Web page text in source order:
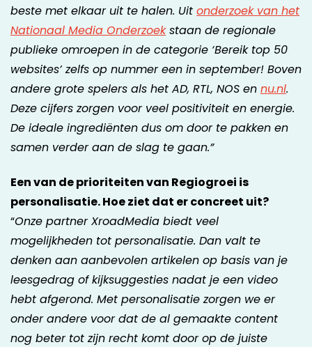
beste met elkaar uit te halen. Uit onderzoek van het
Nationaal Media Onderzoekstaan de regionale
publieke omroepen in de categorie ‘Bereik top 50
websites’ zelfs op nummer een in september! Boven
andere grote spelers als het AD, RTL, NOS en nu.nl.
Deze cijfers zorgen voor veel positiviteit en energie.
De ideale ingrediënten dus om door te pakken en
samen verder aan de slag te gaan.”
Een van de prioriteiten van Regiogroei is
personalisatie. Hoe ziet dat er concreet uit?
“Onze partner XroadMedia biedt veel
mogelijkheden tot personalisatie. Dan valt te
denken aan aanbevolen artikelen op basis van je
leesgedrag of kijksuggesties nadat je een video
hebt afgerond. Met personalisatie zorgen we er
onder andere voor dat de al gemaakte content
nog beter tot zijn recht komt door op de juiste